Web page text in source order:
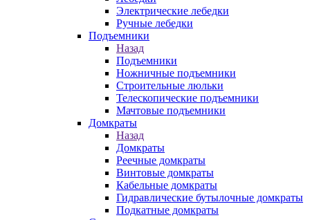
Электрические лебедки
Ручные лебедки
Подъемники
Назад
Подъемники
Ножничные подъемники
Строительные люльки
Телескопические подъемники
Мачтовые подъемники
Домкраты
Назад
Домкраты
Реечные домкраты
Винтовые домкраты
Кабельные домкраты
Гидравлические бутылочные домкраты
Подкатные домкраты